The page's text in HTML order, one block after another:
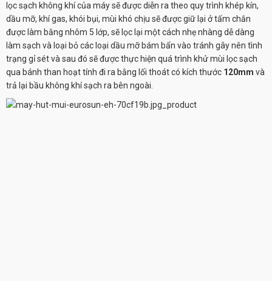
lọc sạch không khí của máy sẽ được diễn ra theo quy trình khép kín,
dầu mỡ, khí gas, khói bụi, mùi khó chịu sẽ được giữ lại ở tấm chắn
được làm bằng nhôm 5 lớp, sẽ lọc lại một cách nhẹ nhàng dễ dàng
làm sạch và loại bỏ các loại dầu mỡ bám bẩn vào tránh gây nên tình
trạng gỉ sét và sau đó sẽ được thực hiện quá trình khử mùi lọc sạch
qua bánh than hoạt tính đi ra bằng lối thoát có kích thước 120mm và
trả lại bầu không khí sạch ra bên ngoài.